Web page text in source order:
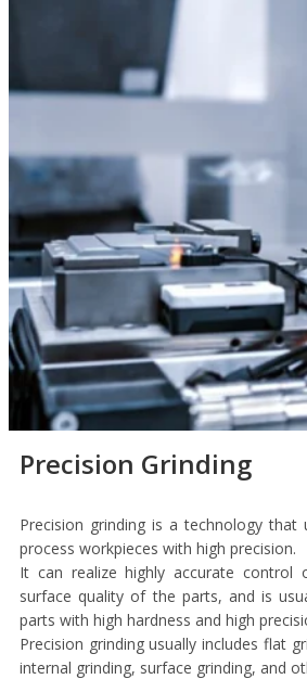
Precision Grinding
Precision grinding is a technology that
process workpieces with high precision.
It can realize highly accurate control
surface quality of the parts, and is
parts with high hardness and high
Precision grinding usually includes flat
internal grinding, surface grinding, and